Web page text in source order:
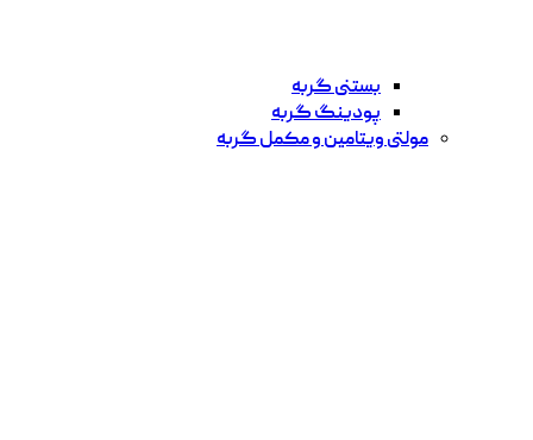
بستنی گربه
پودینگ گربه
مولتی ویتامین و مکمل گربه